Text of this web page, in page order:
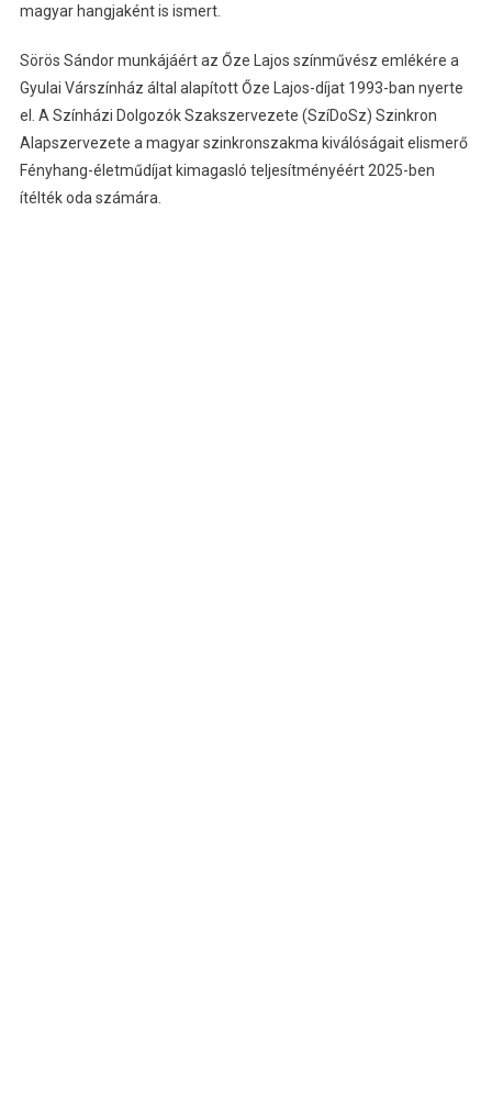
magyar hangjaként is ismert.
Sörös Sándor munkájáért az Őze Lajos színművész emlékére a
Gyulai Várszínház által alapított Őze Lajos-díjat 1993-ban nyerte
el. A Színházi Dolgozók Szakszervezete (SzíDoSz) Szinkron
Alapszervezete a magyar szinkronszakma kiválóságait elismerő
Fényhang-életműdíjat kimagasló teljesítményéért 2025-ben
ítélték oda számára.